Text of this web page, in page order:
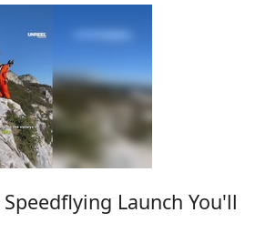
Launch You'll